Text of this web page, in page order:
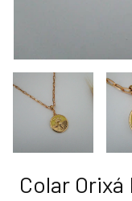
Colar Orixá